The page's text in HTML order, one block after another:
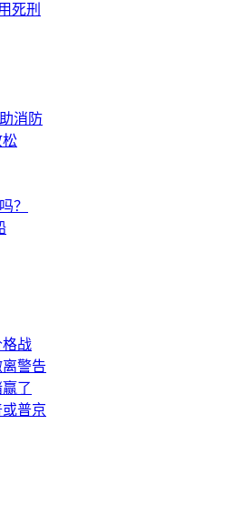
死刑
消防
松
？
战
警告
了
普京